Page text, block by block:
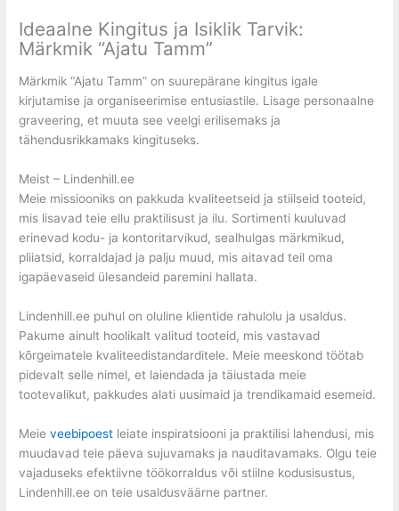
Ideaalne Kingitus ja Isiklik Tarvik:
Märkmik “Ajatu Tamm”
Märkmik “Ajatu Tamm” on suurepärane kingitus igale
kirjutamise ja organiseerimise entusiastile. Lisage personaalne
graveering, et muuta see veelgi erilisemaks ja
tähendusrikkamaks kingituseks.
Meist – Lindenhill.ee
Meie missiooniks on pakkuda kvaliteetseid ja stiilseid tooteid,
mis lisavad teie ellu praktilisust ja ilu. Sortimenti kuuluvad
erinevad kodu- ja kontoritarvikud, sealhulgas märkmikud,
pliiatsid, korraldajad ja palju muud, mis aitavad teil oma
igapäevaseid ülesandeid paremini hallata.
Lindenhill.ee puhul on oluline klientide rahulolu ja usaldus.
Pakume ainult hoolikalt valitud tooteid, mis vastavad
kõrgeimatele kvaliteedistandarditele. Meie meeskond töötab
pidevalt selle nimel, et laiendada ja täiustada meie
tootevalikut, pakkudes alati uusimaid ja trendikamaid esemeid.
Meieveebipoest leiate inspiratsiooni ja praktilisi lahendusi, mis
muudavad teie päeva sujuvamaks ja nauditavamaks. Olgu teie
vajaduseks efektiivne töökorraldus või stiilne kodusisustus,
Lindenhill.ee on teie usaldusväärne partner.